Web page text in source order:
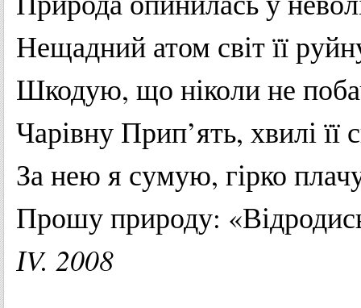
Нещадний атом світїї
Шкодую, що ніколине
Чарівну Прип’ять, хвиліїї
Занею я сумую, гірко
Прошуприроду: «
ІV. 2008